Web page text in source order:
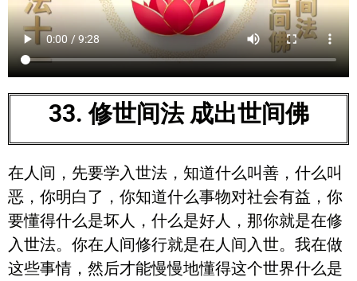
33. 修世间法 成出世间佛
在人间，先要学入世法，知道什么叫善，什么叫
恶，你明白了，你知道什么事物对社会有益，你
要懂得什么是坏人，什么是好人，那你就是在修
入世法。你在人间修行就是在人间入世。我在做
这些事情，然后才能慢慢地懂得这个世界什么是